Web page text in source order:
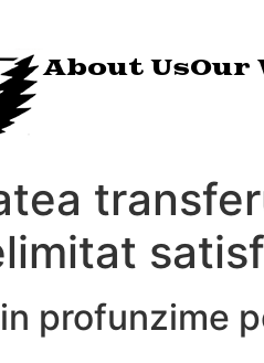
About UsOur
profunzime